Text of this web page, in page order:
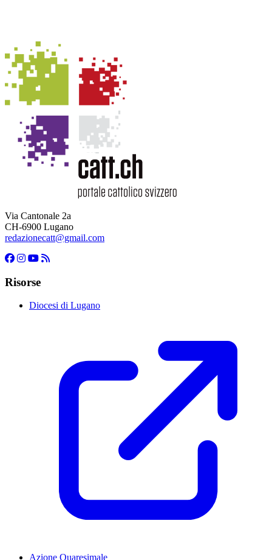
Via Cantonale 2a
CH-6900 Lugano
redazionecatt@gmail.com
Risorse
Diocesi di Lugano
Azione Quaresimale